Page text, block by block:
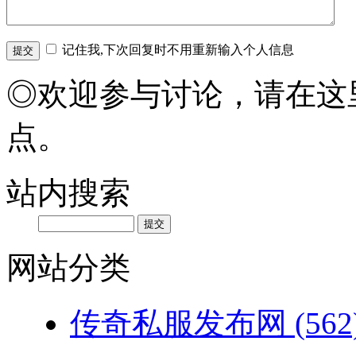
记住我,下次回复时不用重新输入个人信息
◎欢迎参与讨论，请在这
点。
站内搜索
网站分类
传奇私服发布网